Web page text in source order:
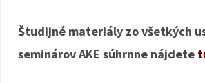
Študijné materiály zo všetkých
seminárov AKE súhrnne nájdete